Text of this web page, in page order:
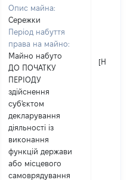
Опис майна:
Сережки
Період набуття
права на майно:
Майно набуто
ДО ПОЧАТКУ
ПЕРІОДУ
здійснення
суб'єктом
декларування
діяльності із
виконання
функцій держави
або місцевого
самоврядування
[Не